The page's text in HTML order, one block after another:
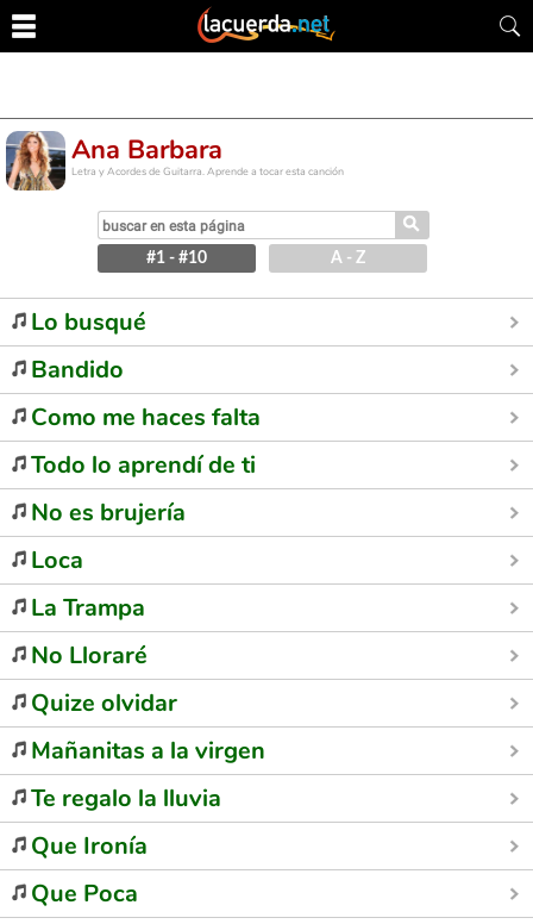
Ana Barbara
Letra y Acordes de Guitarra. Aprende a tocar esta canción
⚲
#1 - #10 A - Z
Lo busqué
Bandido
Como me haces falta
Todo lo aprendí de ti
No es brujería
Loca
La Trampa
No Lloraré
Quize olvidar
Mañanitas a la virgen
Te regalo la lluvia
Que Ironía
Que Poca